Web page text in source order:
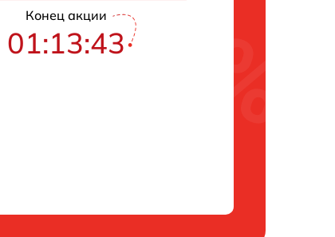
Конец акции
01:13:42